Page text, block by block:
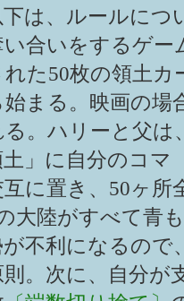
は、ルールにつ
い合いをするゲー
れた50枚の領土
始まる。映画の場
る。ハリーと父
土」に自分のコマ
互に置き、50ヶ
大陸がすべて青
不利になるので
則。次に、自分が